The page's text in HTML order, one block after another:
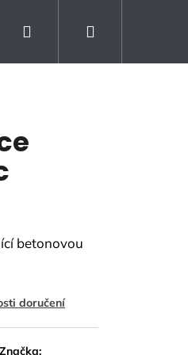
Přihlášení
betonovou
doručení
Značka: